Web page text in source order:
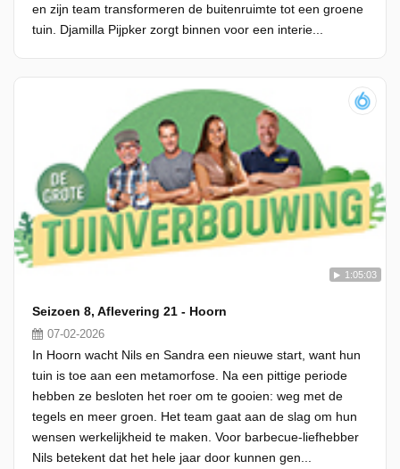
en zijn team transformeren de buitenruimte tot een groene
tuin. Djamilla Pijpker zorgt binnen voor een interie...
1:05:03
Seizoen 8, Aflevering 21 - Hoorn
07-02-2026
In Hoorn wacht Nils en Sandra een nieuwe start, want hun
tuin is toe aan een metamorfose. Na een pittige periode
hebben ze besloten het roer om te gooien: weg met de
tegels en meer groen. Het team gaat aan de slag om hun
wensen werkelijkheid te maken. Voor barbecue-liefhebber
Nils betekent dat het hele jaar door kunnen gen...